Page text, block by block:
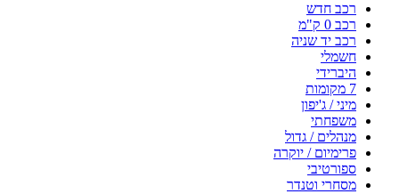
רכב חדש
רכב 0 ק"מ
רכב יד שניה
חשמלי
היברידי
7 מקומות
מיני / ג'יפון
משפחתי
מנהלים / גדול
פרימיום / יוקרה
ספורטיבי
מסחרי וטנדר